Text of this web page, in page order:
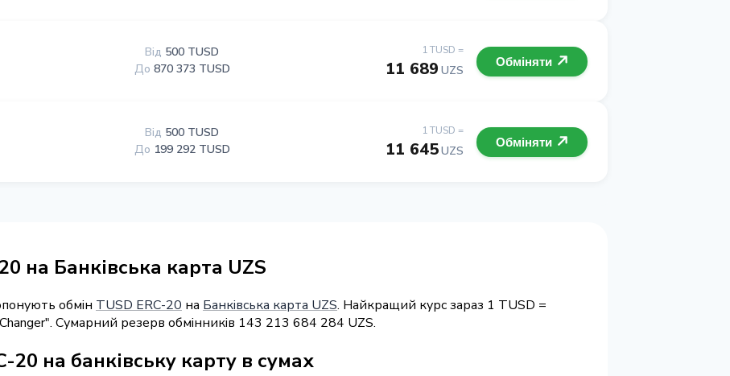
1 TUSD =
11 689 UZS
Від 500 TUSD
До 870 373 TUSD Обміняти
1 TUSD =
11 645UZS
Від 500 TUSD
До 199 292 TUSD Обміняти
на Банківська карта UZS
обмін TUSD ERC-20 на Банківська карта UZS. Найкращий курс зараз 1 TUSD =
Сумарний резерв обмінників 143 213 684 284 UZS.
20 на банківську карту в сумах